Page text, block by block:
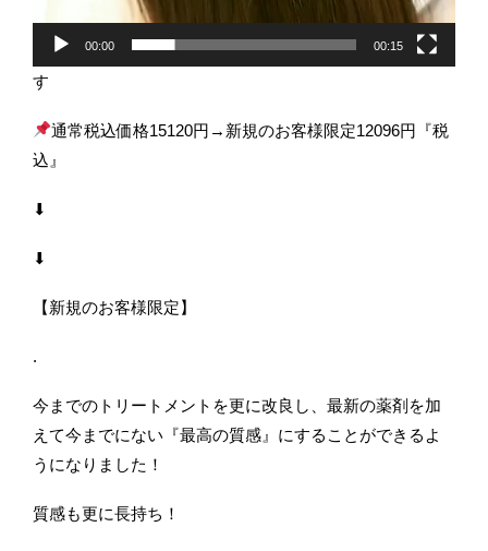
00:00 00:15
す
通常税込価格15120円→新規のお客様限定12096円『税
込』
⬇︎
⬇︎
【新規のお客様限定】
.
今までのトリートメントを更に改良し、最新の薬剤を加
えて今までにない『最高の質感』にすることができるよ
うになりました！
質感も更に長持ち！